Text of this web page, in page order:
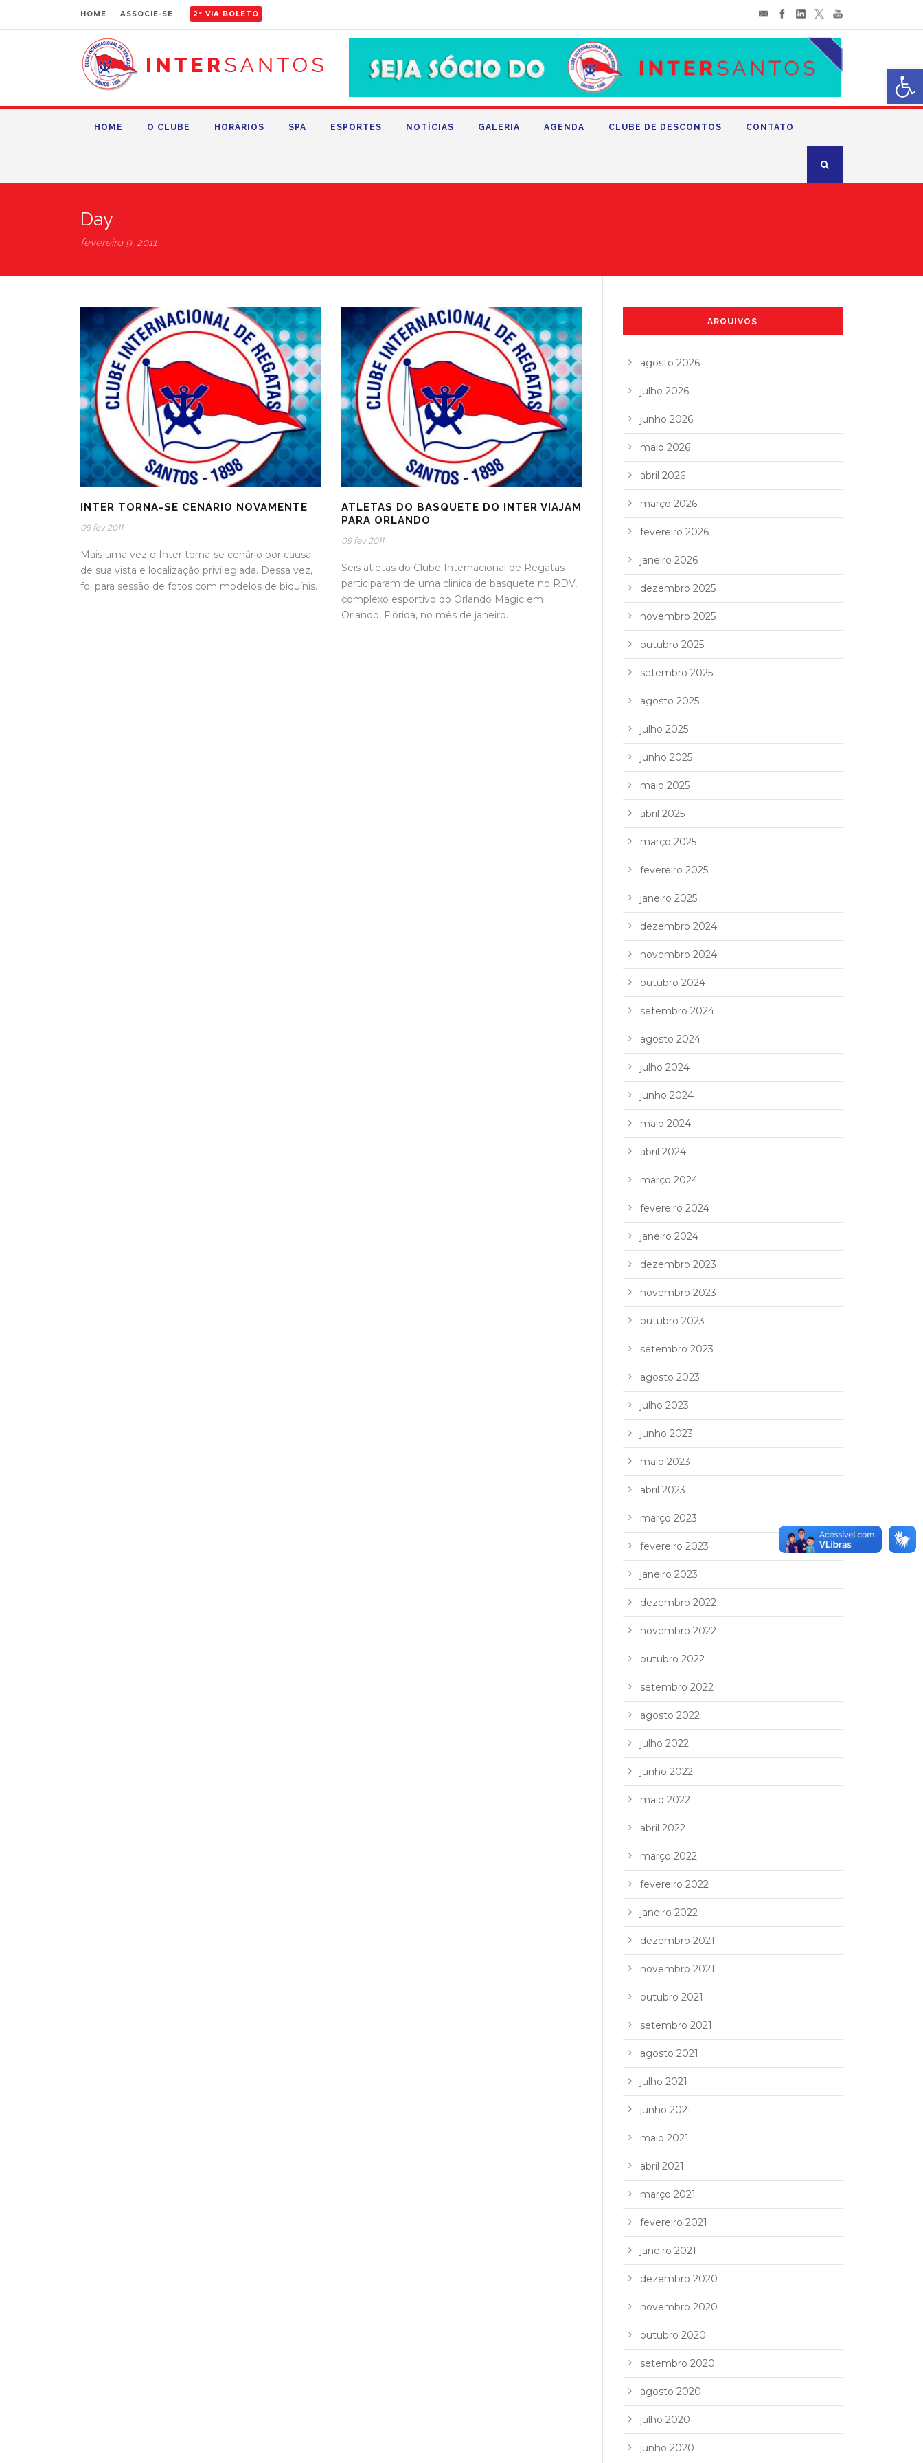
HOME ASSOCIE-SE 2ª VIA BOLETO
HOME O CLUBE HORÁRIOS SPA ESPORTES NOTÍCIAS GALERIA AGENDA CLUBE DE DESCONTOS CONTATO
Day
fevereiro 9, 2011
INTER TORNA-SE CENÁRIO NOVAMENTE
09 fev 2011
Mais uma vez o Inter torna-se cenário por causa
de sua vista e localização privilegiada. Dessa vez,
foi para sessão de fotos com modelos de biquínis.
ATLETAS DO BASQUETE DO INTER VIAJAM
PARA ORLANDO
09 fev 2011
Seis atletas do Clube Internacional de Regatas
participaram de uma clinica de basquete no RDV,
complexo esportivo do Orlando Magic em
Orlando, Flórida, no mês de janeiro.
ARQUIVOS
agosto 2026
julho 2026
junho 2026
maio 2026
abril 2026
março 2026
fevereiro 2026
janeiro 2026
dezembro 2025
novembro 2025
outubro 2025
setembro 2025
agosto 2025
julho 2025
junho 2025
maio 2025
abril 2025
março 2025
fevereiro 2025
janeiro 2025
dezembro 2024
novembro 2024
outubro 2024
setembro 2024
agosto 2024
julho 2024
junho 2024
maio 2024
abril 2024
março 2024
fevereiro 2024
janeiro 2024
dezembro 2023
novembro 2023
outubro 2023
setembro 2023
agosto 2023
julho 2023
junho 2023
maio 2023
abril 2023
março 2023
fevereiro 2023
janeiro 2023
dezembro 2022
novembro 2022
outubro 2022
setembro 2022
agosto 2022
julho 2022
junho 2022
maio 2022
abril 2022
março 2022
fevereiro 2022
janeiro 2022
dezembro 2021
novembro 2021
outubro 2021
setembro 2021
agosto 2021
julho 2021
junho 2021
maio 2021
abril 2021
março 2021
fevereiro 2021
janeiro 2021
dezembro 2020
novembro 2020
outubro 2020
setembro 2020
agosto 2020
julho 2020
junho 2020
Abrir